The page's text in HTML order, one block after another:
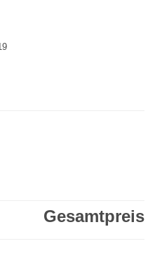
Gesamtpreis